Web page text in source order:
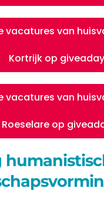
vacatures van
Kortrijk op giveaday
vacatures van
Roeselare op